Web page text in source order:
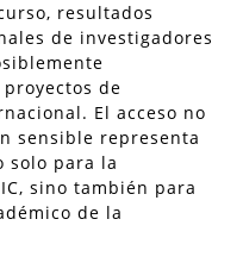
resultados
de investigadores
de
El acceso no
sensible representa
solo para la
sino también para
de la